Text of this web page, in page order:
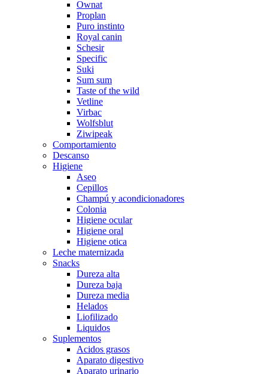
Ownat
Proplan
Puro instinto
Royal canin
Schesir
Specific
Suki
Sum sum
Taste of the wild
Vetline
Virbac
Wolfsblut
Ziwipeak
Comportamiento
Descanso
Higiene
Aseo
Cepillos
Champú y acondicionadores
Colonia
Higiene ocular
Higiene oral
Higiene otica
Leche maternizada
Snacks
Dureza alta
Dureza baja
Dureza media
Helados
Liofilizado
Liquidos
Suplementos
Acidos grasos
Aparato digestivo
Aparato urinario